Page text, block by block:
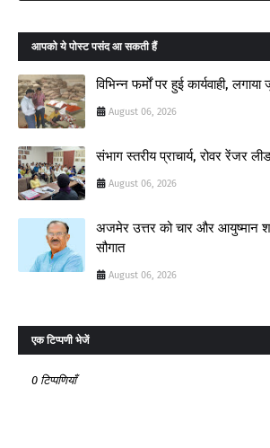
आपको ये पोस्ट पसंद आ सकती हैं
विभिन्न फर्मों पर हुई कार्यवाही, लगाया
August 06, 2026
संभाग स्तरीय प्राचार्य, रोवर रेंजर
August 06, 2026
अजमेर उत्तर को चार और आयुष्मान
सौगात
August 06, 2026
एक टिप्पणी भेजें
0 टिप्पणियाँ